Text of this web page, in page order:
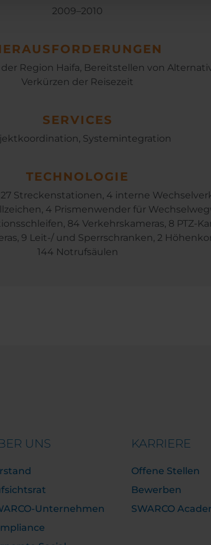
2009–2010
Region Haifa, Bereitstellen von
Verkürzen der Reisezeit
SERVICES
Systemintegration
TECHNOLOGIE
Streckenstationen, 4 interne
4 Prismenwender für
84 Verkehrskameras, 8 PTZ-
9 Leit-/ und Sperrschranken, 2
144 Notrufsäulen
UNS
Unternehmen
KARRIERE
Offene Stellen
Bewerben
SWARCO